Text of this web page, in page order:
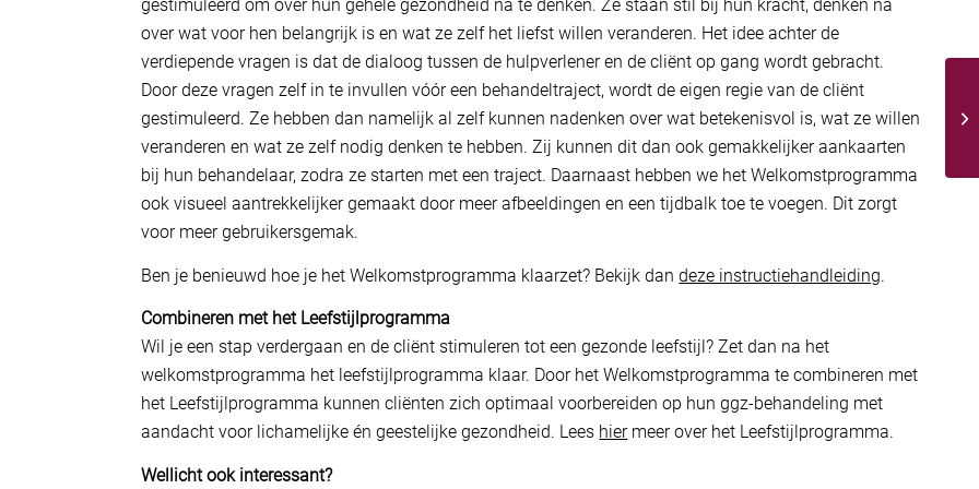
gestimuleerd om over hun gehele gezondheid na te denken. Ze staan stil bij hun kracht, denken na
over wat voor hen belangrijk is en wat ze zelf het liefst willen veranderen. Het idee achter de
verdiepende vragen is dat de dialoog tussen de hulpverlener en de cliënt op gang wordt gebracht.
Door deze vragen zelf in te invullen vóór een behandeltraject, wordt de eigen regie van de cliënt
gestimuleerd. Ze hebben dan namelijk al zelf kunnen nadenken over wat betekenisvol is, wat ze willen
veranderen en wat ze zelf nodig denken te hebben. Zij kunnen dit dan ook gemakkelijker aankaarten
bij hun behandelaar, zodra ze starten met een traject. Daarnaast hebben we het Welkomstprogramma
ook visueel aantrekkelijker gemaakt door meer afbeeldingen en een tijdbalk toe te voegen. Dit zorgt
voor meer gebruikersgemak.
Ben je benieuwd hoe je het Welkomstprogramma klaarzet? Bekijk dandeze instructiehandleiding.
Combineren met het Leefstijlprogramma
Wil je een stap verdergaan en de cliënt stimuleren tot een gezonde leefstijl? Zet dan na het
welkomstprogramma het leefstijlprogramma klaar. Door het Welkomstprogramma te combineren met
het Leefstijlprogramma kunnen cliënten zich optimaal voorbereiden op hun ggz-behandeling met
aandacht voor lichamelijke én geestelijke gezondheid. Lees hiermeer over het Leefstijlprogramma.
Wellicht ook interessant?